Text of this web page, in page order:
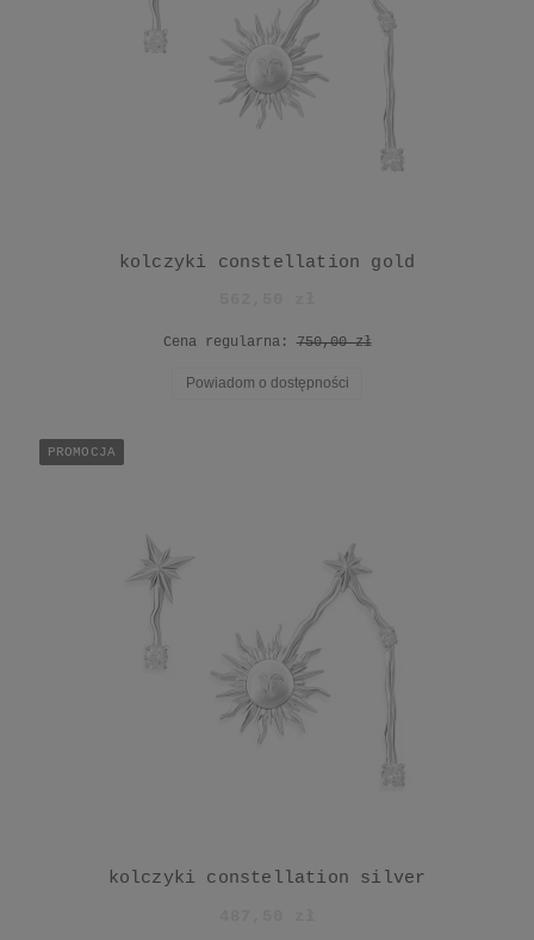
kolczyki constellation gold
Cena regularna:750,00 zł
Powiadom o dostępności
kolczyki constellation silver
PROMOCJA